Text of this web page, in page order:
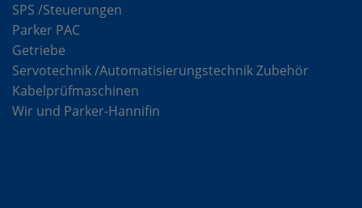
SPS /Steuerungen
Parker PAC
Getriebe
Servotechnik /Automatisierungstechnik Zubehör
Kabelprüfmaschinen
Wir und Parker-Hannifin